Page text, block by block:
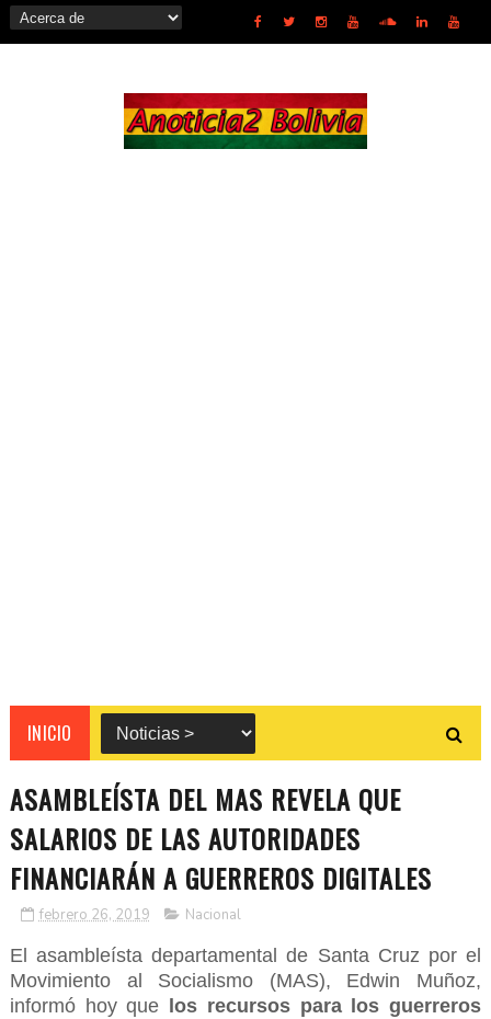
INICIO
ASAMBLEÍSTA DEL MAS REVELA QUE
SALARIOS DE LAS AUTORIDADES
FINANCIARÁN A GUERREROS DIGITALES
febrero 26, 2019 Nacional
El asambleísta departamental de Santa Cruz por el
Movimiento al Socialismo (MAS), Edwin Muñoz,
informó hoy que
los recursos para los guerreros